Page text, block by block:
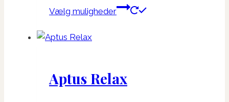
kr. 19,95
Vælg muligheder
Dette
Aptus Relax